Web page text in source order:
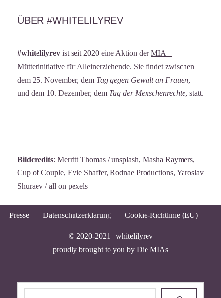
ÜBER #WHITELILYREV
#whitelilyrev ist seit 2020 eine Aktion derMIA –
Mütterinitiative für Alleinerziehende. Sie findet zwischen
dem 25. November, dem Tag gegen Gewalt an Frauen,
und dem 10. Dezember, dem Tag der Menschenrechte, statt.
Bildcredits: Merritt Thomas / unsplash, Masha Raymers,
Cup of Couple, Evie Shaffer, Rodnae Productions, Yaroslav
Shuraev / all on pexels
Presse Datenschutzerklärung Cookie-Richtlinie (EU)
© 2020-2021 | whitelilyrev
proudly brought to you by Die MIAs